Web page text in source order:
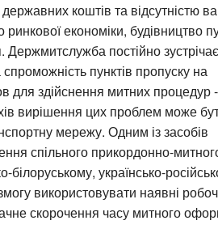
коштів та відсутністю
економіки, будівництво
Держмитслужба постійно
пунктів пропуску на
для здійснення митних процедур
вирішення цих проблем може
мережу. Одним із засобів
спільного прикордонно-
білоруському, українсько-
використовувати наявні
скорочення часу митного